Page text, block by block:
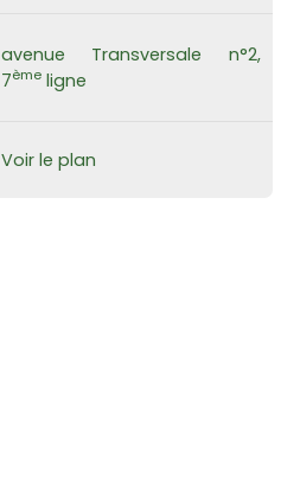
avenue Transversale n°2,
7ème ligne
Voir le plan